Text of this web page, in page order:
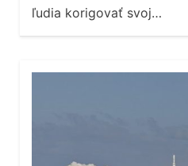
ľudia korigovať svoj…